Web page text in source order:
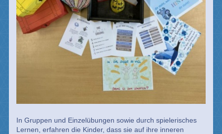
In Gruppen und Einzelübungen sowie durch spielerisches
Lernen, erfahren die Kinder, dass sie auf ihre inneren